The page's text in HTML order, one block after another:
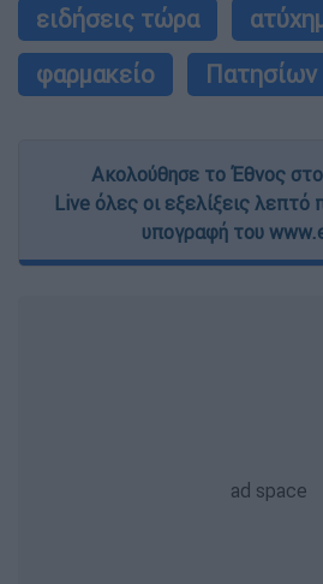
ειδήσεις τώρα
φαρμακείο
Πατησίων
Ακολούθησε το Έθνος
Live όλες οι εξελίξεις
υπογραφή του